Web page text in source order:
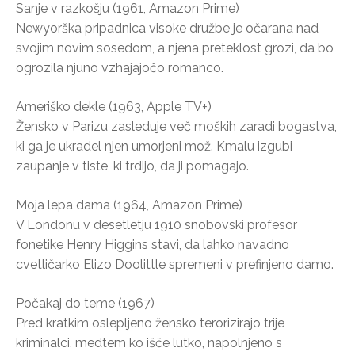
Sanje v razkošju (1961, Amazon Prime)
Newyorška pripadnica visoke družbe je očarana nad
svojim novim sosedom, a njena preteklost grozi, da bo
ogrozila njuno vzhajajočo romanco.
Ameriško dekle (1963, Apple TV+)
Žensko v Parizu zasleduje več moških zaradi bogastva,
ki ga je ukradel njen umorjeni mož. Kmalu izgubi
zaupanje v tiste, ki trdijo, da ji pomagajo.
Moja lepa dama (1964, Amazon Prime)
V Londonu v desetletju 1910 snobovski profesor
fonetike Henry Higgins stavi, da lahko navadno
cvetličarko Elizo Doolittle spremeni v prefinjeno damo.
Počakaj do teme (1967)
Pred kratkim oslepljeno žensko terorizirajo trije
kriminalci, medtem ko išče lutko, napolnjeno s